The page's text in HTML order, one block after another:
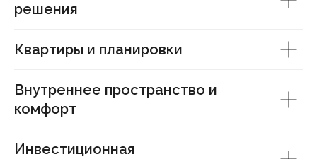
решения
Квартиры и планировки
Внутреннее пространство и
комфорт
Инвестиционная